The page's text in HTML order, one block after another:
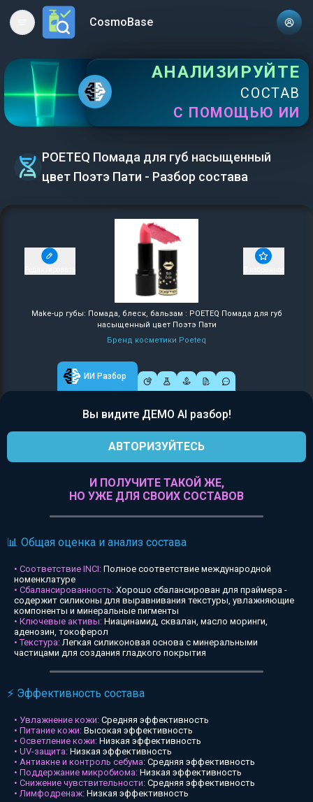
Open main menuCosmoBase
АНАЛИЗИРУЙТЕ
СОСТАВ
С ПОМОЩЬЮ ИИ
POETEQ Помада для губ насыщенный
цвет Поэтэ Пати - Разбор состава
Make-up губы: Помада, блеск, бальзам : POETEQ Помада для губ
насыщенный цвет Поэтэ Пати
Бренд косметики Poeteq
ИИ Разбор
Вы видите ДЕМО AI разбор!
АВТОРИЗУЙТЕСЬ
И ПОЛУЧИТЕ ТАКОЙ ЖЕ,
НО УЖЕ ДЛЯ СВОИХ СОСТАВОВ
📊 Общая оценка и анализ состава
• Соответствие INCI: Полное соответствие международной
номенклатуре
• Сбалансированность: Хорошо сбалансирован для праймера -
содержит силиконы для выравнивания текстуры, увлажняющие
компоненты и минеральные пигменты
• Ключевые активы: Ниацинамид, сквалан, масло моринги,
аденозин, токоферол
• Текстура:Легкая силиконовая основа с минеральными
частицами для создания гладкого покрытия
⚡ Эффективность состава
• Увлажнение кожи: Средняя эффективность
• Питание кожи: Высокая эффективность
• Осветление кожи: Низкая эффективность
• UV-защита: Низкая эффективность
• Антиакне и контроль себума: Средняя эффективность
• Поддержание микробиома: Низкая эффективность
• Снижение чувствительности: Средняя эффективность
• Лимфодренаж: Низкая эффективность